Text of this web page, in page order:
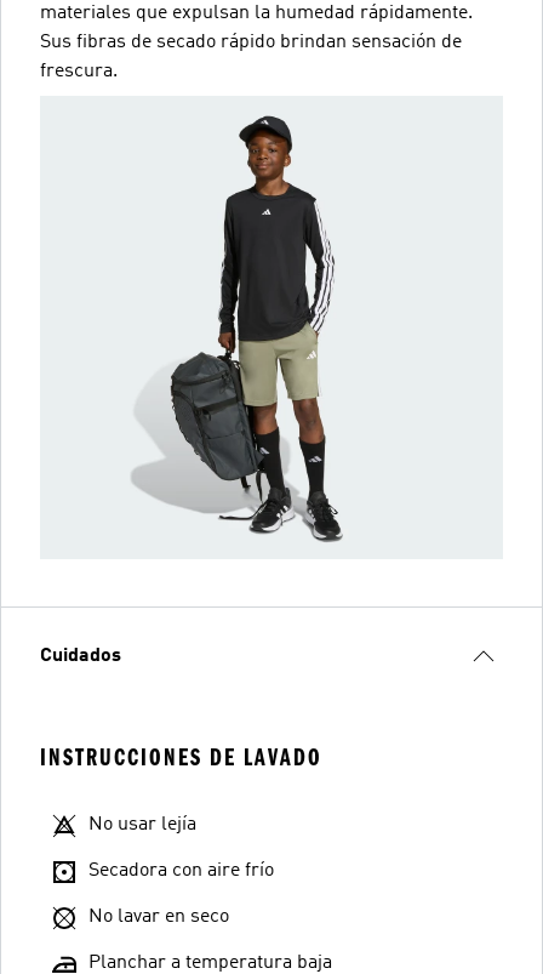
materiales que expulsan la humedad rápidamente.
Sus fibras de secado rápido brindan sensación de
frescura.
Cuidados
INSTRUCCIONES DE LAVADO
No usar lejía
Secadora con aire frío
No lavar en seco
Planchar a temperatura baja